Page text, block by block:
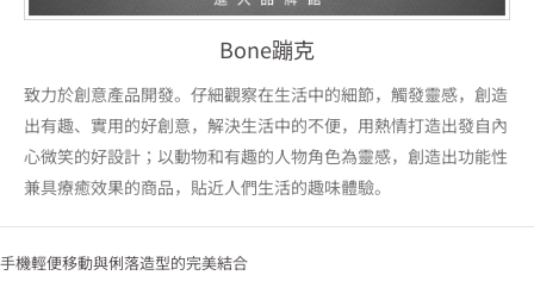
Bone蹦克
致力於創意產品開發。仔細觀察在生活中的細節，觸發靈感，創造
出有趣、實用的好創意，解決生活中的不便，用熱情打造出發自內
心微笑的好設計；以動物和有趣的人物角色為靈感，創造出功能性
兼具療癒效果的商品，貼近人們生活的趣味體驗。
手機輕便移動與俐落造型的完美結合